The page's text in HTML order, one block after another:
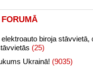
biroja stāvvietā,
(25)
Ukrainā! (9035)